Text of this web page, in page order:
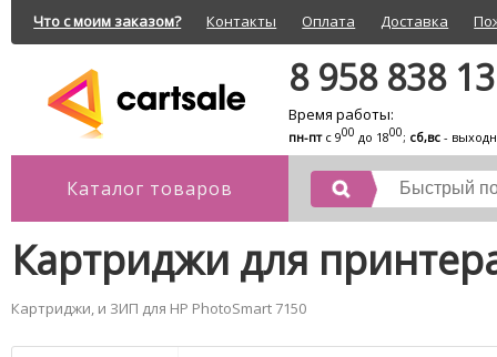
Что с моим заказом? Контакты Оплата Доставка
8 958 838
Время работы:
пн-птс 900 до 1800; сб,вс -
Каталог товаров
Картриджи для
Картриджи, и ЗИП для HP PhotoSmart 7150